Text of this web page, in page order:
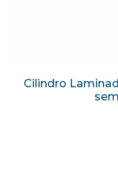
Cilindro